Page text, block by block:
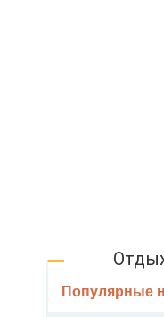
Популярные